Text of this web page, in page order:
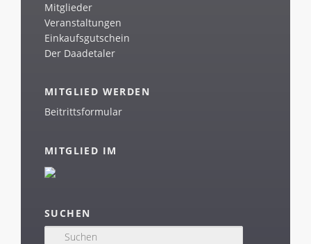
Mitglieder
Veranstaltungen
Einkaufsgutschein
Der Daadetaler
MITGLIED WERDEN
Beitrittsformular
MITGLIED IM
SUCHEN